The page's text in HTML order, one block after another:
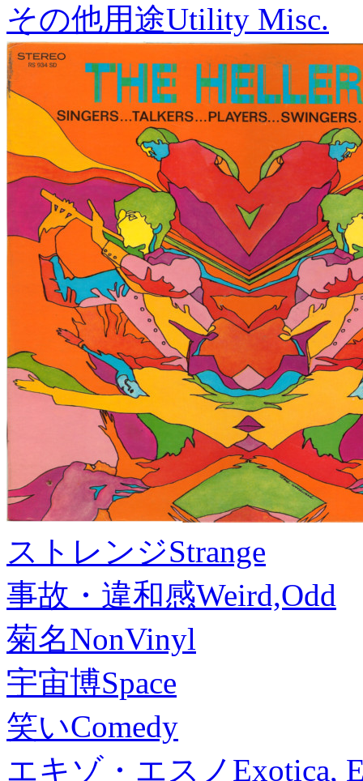
その他用途Utility Misc.
ストレンジStrange
事故・違和感Weird,Odd
菊名NonVinyl
宇宙博Space
笑いComedy
エキゾ・エスノ Exotica,